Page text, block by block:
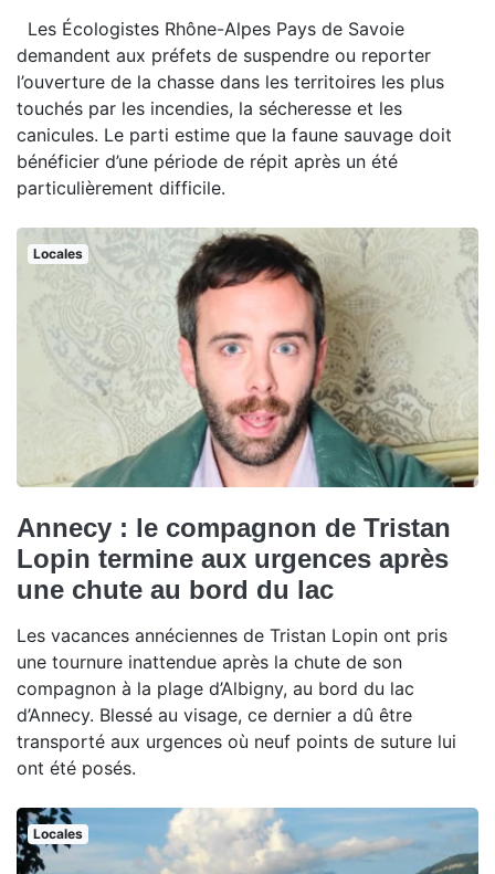
Les Écologistes Rhône-Alpes Pays de Savoie
demandent aux préfets de suspendre ou reporter
l’ouverture de la chasse dans les territoires les plus
touchés par les incendies, la sécheresse et les
canicules. Le parti estime que la faune sauvage doit
bénéficier d’une période de répit après un été
particulièrement difficile.
Locales
Annecy : le compagnon de Tristan
Lopin termine aux urgences après
une chute au bord du lac
Les vacances annéciennes de Tristan Lopin ont pris
une tournure inattendue après la chute de son
compagnon à la plage d’Albigny, au bord du lac
d’Annecy. Blessé au visage, ce dernier a dû être
transporté aux urgences où neuf points de suture lui
ont été posés.
Locales